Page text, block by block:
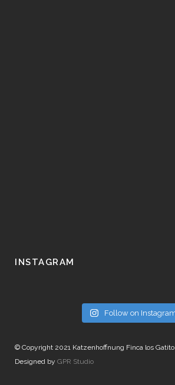
INSTAGRAM
Follow on
© Copyright 2021 Katzenhoffnung Finca los
Designed by GPR Studio